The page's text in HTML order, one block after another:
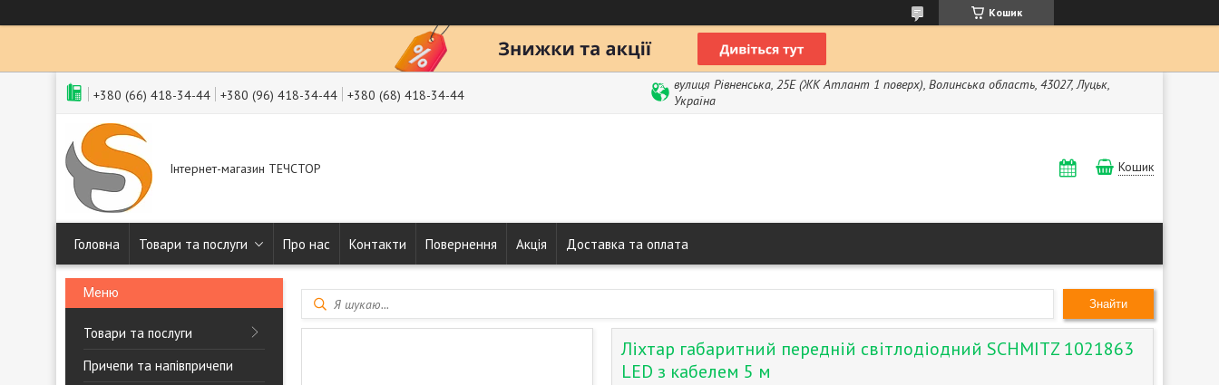
Кошик
+380 (66) 418-34-44 +380 (96) 418-34-44 +380 (68) 418-34-44
вулиця Рівненська, 25Е (ЖК Атлант 1 поверх), Волинська область, 43027, Луцьк,
Україна
Інтернет-магазин ТЕЧСТОР Кошик
Головна Товари та послуги Про нас Контакти Повернення Акція Доставка та оплата
Товари та послуги
Причепи та напівпричепи
Знайти
Ліхтар габаритний передній світлодіодний SCHMITZ 1021863
LED з кабелем 5 м